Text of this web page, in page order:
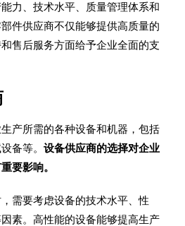
力、技术水平、质量管理体系和
件供应商不仅能够提供高质量的
售后服务方面给予企业全面的支
产所需的各种设备和机器，包括
备等。设备供应商的选择对企业
要影响。
需要考虑设备的技术水平、性
素。高性能的设备能够提高生产